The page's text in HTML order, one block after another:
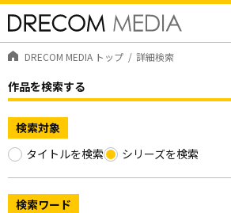
DRECOM MEDIA トップ 詳細検索
作品を検索する
検索対象
タイトルを検索
シリーズを検索
検索ワード